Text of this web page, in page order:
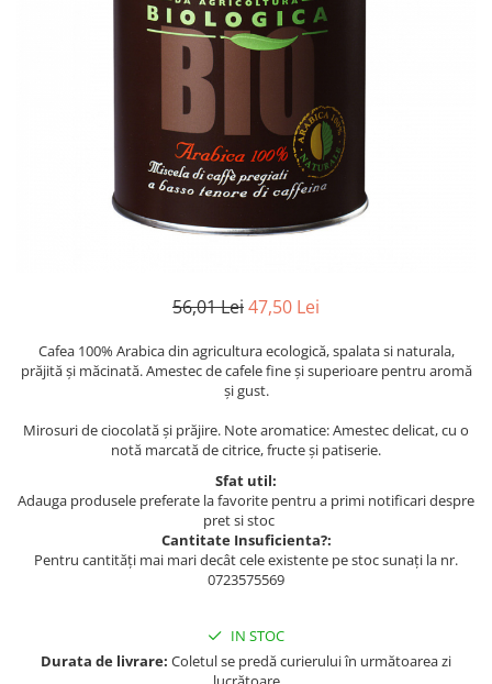
56,01 Lei47,50 Lei
Cafea 100% Arabica din agricultura ecologică, spalata si naturala,
prăjită și măcinată. Amestec de cafele fine și superioare pentru aromă
și gust.
Mirosuri de ciocolată și prăjire. Note aromatice: Amestec delicat, cu o
notă marcată de citrice, fructe și patiserie.
Sfat util:
Adauga produsele preferate la favorite pentru a primi notificari despre
pret si stoc
Cantitate Insuficienta?:
Pentru cantități mai mari decât cele existente pe stoc sunați la nr.
0723575569
IN STOC
Durata de livrare: Coletul se predă curierului în următoarea zi